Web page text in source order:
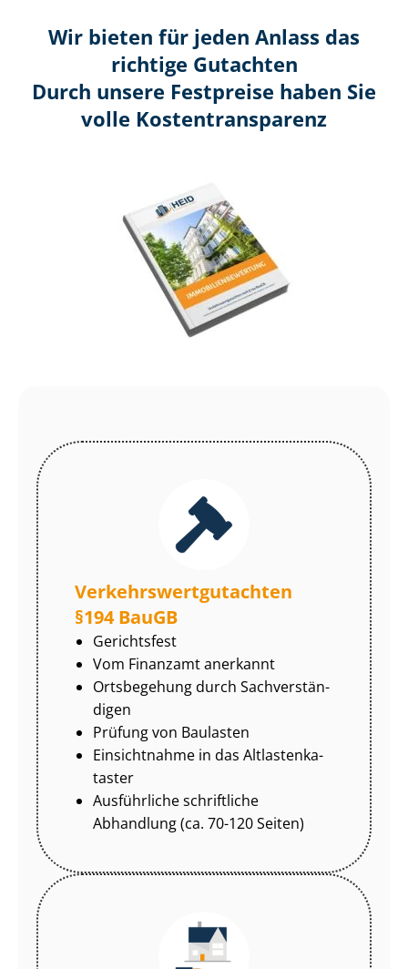
Wir bieten für jeden Anlass das
richtige Gutachten
Durch unsere Festpreise haben Sie
volle Kosten­transparenz
Ver­kehrs­wert­gut­ach­ten
§194 BauGB
Gerichtsfest
Vom Finanzamt anerkannt
Ortsbegehung durch Sach­ver­stän­
di­gen
Prüfung von Baulasten
Einsichtnahme in das Alt­las­ten­ka­
tas­ter
Ausführliche schriftliche
Abhandlung (ca. 70-120 Seiten)